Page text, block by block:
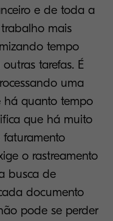
e de toda a
mais
tempo
tarefas. É
uma
há quanto tempo
que há muito
o rastreamento
busca de
documento
pode se perder